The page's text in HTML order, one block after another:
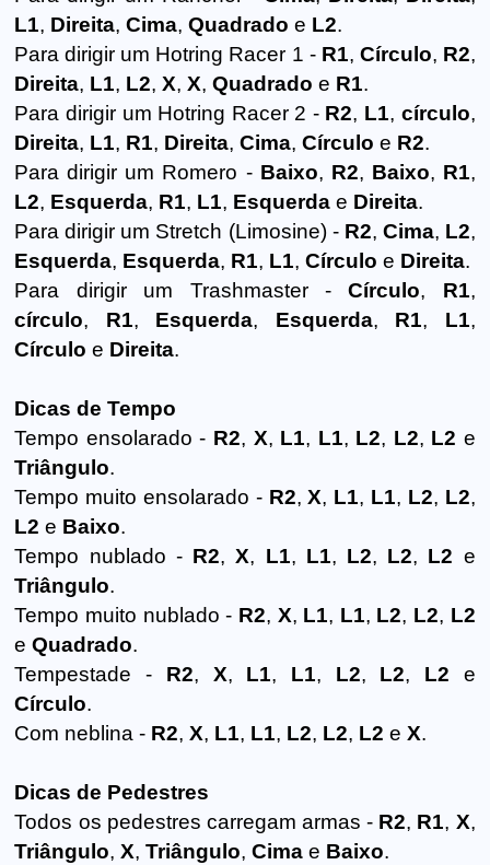
L1, Direita,Cima,Quadrado e L2.
Para dirigir um Hotring Racer 1 - R1, Círculo, R2,
Direita, L1, L2,X,X,Quadrado e R1.
Para dirigir um Hotring Racer 2 - R2, L1, círculo,
Direita, L1, R1, Direita,Cima,Círculo e R2.
Para dirigir um Romero - Baixo, R2, Baixo, R1,
L2, Esquerda, R1, L1, Esquerda e Direita.
Para dirigir um Stretch (Limosine) - R2, Cima, L2,
Esquerda, Esquerda, R1, L1,Círculo e Direita.
Para dirigir um Trashmaster -Círculo, R1,
círculo, R1, Esquerda, Esquerda, R1, L1,
Círculo e Direita.
Dicas de Tempo
Tempo ensolarado - R2, X, L1, L1, L2, L2, L2 e
Triângulo.
Tempo muito ensolarado - R2,X, L1, L1, L2, L2,
L2 e Baixo.
Tempo nublado - R2,X, L1, L1, L2, L2, L2 e
Triângulo.
Tempo muito nublado - R2, X, L1, L1, L2, L2, L2
eQuadrado.
Tempestade - R2, X, L1, L1, L2, L2, L2 e
Círculo.
Com neblina - R2,X, L1, L1, L2, L2, L2 eX.
Dicas de Pedestres
Todos os pedestres carregam armas - R2, R1, X,
Triângulo,X,Triângulo,Cima e Baixo.